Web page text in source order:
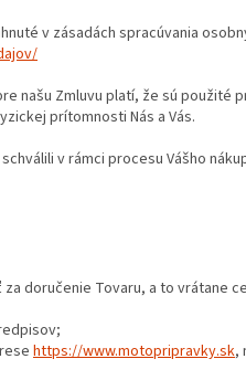
v zásadách spracúvania
našu Zmluvu platí, že sú použité
prítomnosti Nás a Vás.
v rámci procesu Vášho
doručenie Tovaru, a to vrátane
https://www.motopripravky.sk,